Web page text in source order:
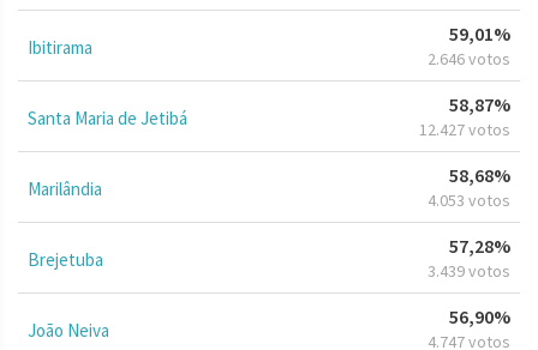
Ibitirama
59,01%
2.646 votos
Santa Maria de Jetibá
58,87%
12.427 votos
Marilândia
58,68%
4.053 votos
Brejetuba
57,28%
3.439 votos
João Neiva
56,90%
4.747 votos